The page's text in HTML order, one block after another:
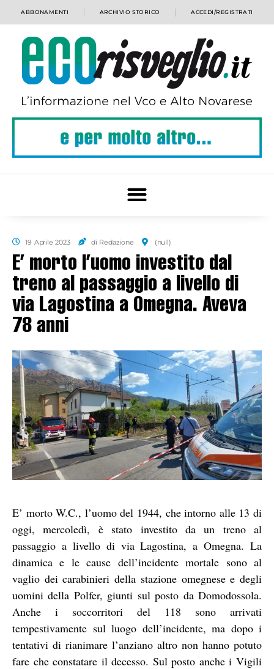
ABBONAMENTI ARCHIVIO STORICO ACCEDI/REGISTRATI
19 Aprile 2023 di Redazione (null)
E’ morto l’uomo investito dal
treno al passaggio a livello di
via Lagostina a Omegna. Aveva
78 anni
E’ morto W.C., l’uomo del 1944, che intorno alle 13 di
oggi, mercoledì, è stato investito da un treno al
passaggio a livello di via Lagostina, a Omegna. La
dinamica e le cause dell’incidente mortale sono al
vaglio dei carabinieri della stazione omegnese e degli
uomini della Polfer, giunti sul posto da Domodossola.
Anche i soccorritori del 118 sono arrivati
tempestivamente sul luogo dell’incidente, ma dopo i
tentativi di rianimare l’anziano altro non hanno potuto
fare che constatare il decesso. Sul posto anche i Vigili